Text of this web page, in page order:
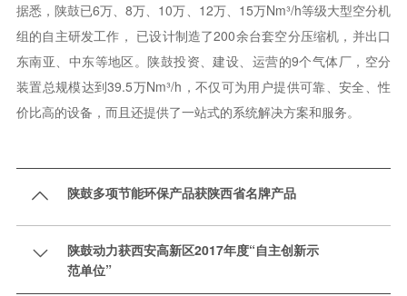
据悉，陕鼓已6万、8万、10万、12万、15万Nm³/h等级大型空分机
组的自主研发工作， 已设计制造了200余台套空分压缩机，并出口
东南亚、中东等地区。陕鼓投资、建设、运营的9个气体厂，空分
装置总规模达到39.5万Nm³/h，不仅可为用户提供可靠、安全、性
价比高的设备，而且还提供了一站式的系统解决方案和服务。
 陕鼓多项节能环保产品获陕西省名牌产品

陕鼓动力获西安高新区2017年度“自主创新示
范单位”